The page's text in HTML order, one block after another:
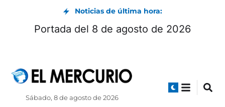
Noticias de última hora:
Portada del 8 de agosto de 2026
Sábado, 8 de agosto de 2026